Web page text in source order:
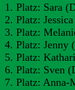
1. Platz: Sara
2. Platz:
3. Platz:
4. Platz: Jenny
5. Platz:
6. Platz: Sven
7. Platz: Anna-